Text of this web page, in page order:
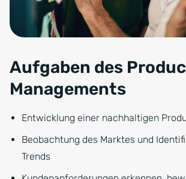
Aufgaben des
Managements
Entwicklung einer nachhaltigen
Beobachtung des Marktes und
Trends